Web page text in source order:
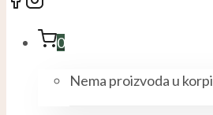
0
Nema proizvoda u korpi